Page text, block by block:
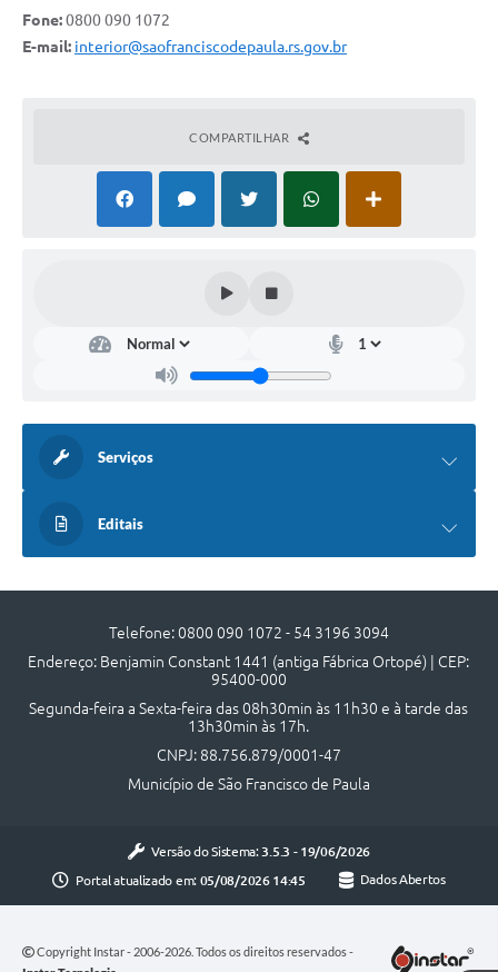
Turismo
Despesas por órgãos
Relatório de gestão fiscal
Colaborador
Veículos
Imóveis locados
GERAR BOLETO DE IPTU/ISS/ALVARÁ/CERTIDÕES
Dúvidas frequentes
câmara de vereadores
Alvarás
Proteção ambiental
Fone:0800 090 1072
E-mail: interior@saofranciscodepaula.rs.gov.br
COMPARTILHAR
Serviços
Editais
Telefone: 0800 090 1072 - 54 3196 3094
Endereço: Benjamin Constant 1441 (antiga Fábrica Ortopé) | CEP:
95400-000
Segunda-feira a Sexta-feira das 08h30min às 11h30 e à tarde das
13h30min às 17h.
CNPJ: 88.756.879/0001-47
Município de São Francisco de Paula
Versão do Sistema: 3.5.3 - 19/06/2026
Portal atualizado em: 05/08/2026 14:45 Dados Abertos
Copyright Instar - 2006-2026. Todos os direitos reservados -